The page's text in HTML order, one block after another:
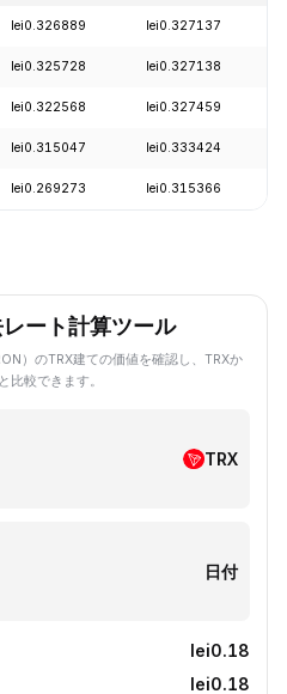
lei0.326889 lei0.327137
lei0.325728 lei0.327138
lei0.322568 lei0.327459
lei0.315047 lei0.333424
lei0.269273 lei0.315366
ート計算ツール
）のTRX建ての価値を確認し、TRXか
比較できます。
TRX
日付
lei0.18
lei0.18